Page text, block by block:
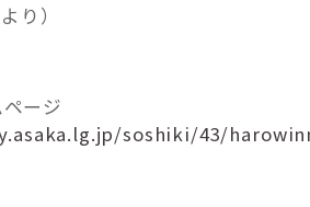
り）
ージ
soshiki/43/